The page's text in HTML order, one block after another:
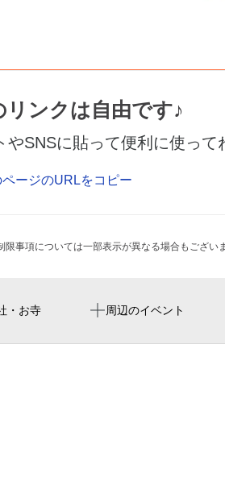
リンクは自由です♪
やSNSに貼って便利に使って
ページのURLをコピー
事項については一部表示が異なる場合もござい
・お寺 周辺のイベント
中岡崎駅
二七市
極楽寺
令和7年度 第2回岡崎市民